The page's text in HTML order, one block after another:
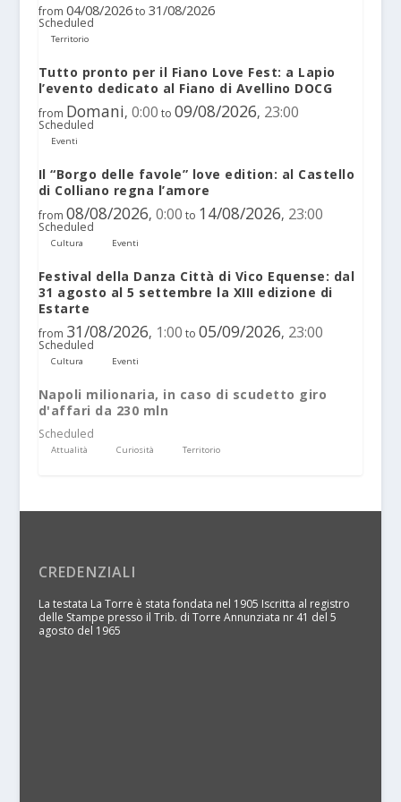
from 04/08/2026 to 31/08/2026
Scheduled
Territorio
Tutto pronto per il Fiano Love Fest: a Lapio
l’evento dedicato al Fiano di Avellino DOCG
from Domani, 0:00 to 09/08/2026, 23:00
Scheduled
Eventi
Il “Borgo delle favole” love edition: al Castello
di Colliano regna l’amore
from 08/08/2026, 0:00 to 14/08/2026, 23:00
Scheduled
Cultura Eventi
Festival della Danza Città di Vico Equense: dal
31 agosto al 5 settembre la XIII edizione di
Estarte
from 31/08/2026, 1:00 to 05/09/2026, 23:00
Scheduled
Cultura Eventi
Napoli milionaria, in caso di scudetto giro
d'affari da 230 mln
Scheduled
Attualità Curiosità Territorio
CREDENZIALI
La testata La Torre è stata fondata nel 1905 Iscritta al registro
delle Stampe presso il Trib. di Torre Annunziata nr 41 del 5
agosto del 1965